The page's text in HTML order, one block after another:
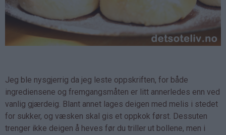
Jeg ble nysgjerrig da jeg leste oppskriften, for både
ingrediensene og fremgangsmåten er litt annerledes enn ved
vanlig gjærdeig. Blant annet lages deigen med melis i stedet
for sukker, og væsken skal gis et oppkok først. Dessuten
trenger ikke deigen å heves før du triller ut bollene, men i